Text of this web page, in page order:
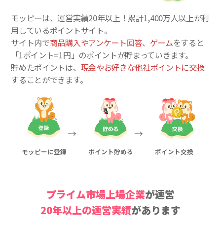
モッピーは、運営実績20年以上！累計1,400万人以上が利
用しているポイントサイト。
サイト内で商品購入やアンケート回答、ゲームをすると
「1ポイント=1円」のポイントが貯まっていきます。
貯めたポイントは、 現金やお好きな他社ポイントに交換
することができます。
モッピーに登録 ポイント貯める ポイント交換
プライム市場上場企業が運営
20年以上の運営実績があります